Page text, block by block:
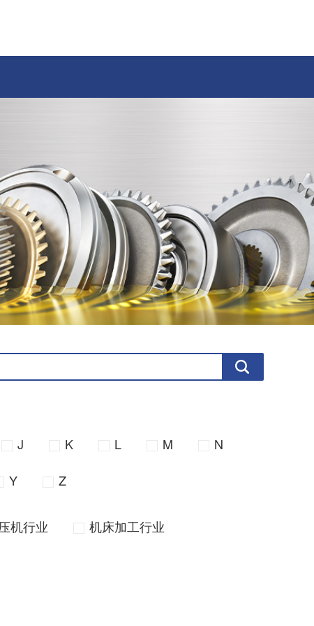
J K L M
N
Y Z
机行业
机床加工行业